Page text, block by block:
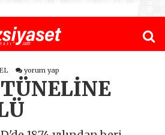
yorum yap
TÜNELİNE